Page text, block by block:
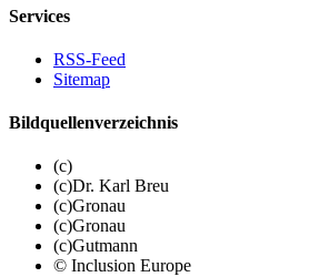
Services
RSS-Feed
Sitemap
Bildquellenverzeichnis
(c)
(c)Dr. Karl Breu
(c)Gronau
(c)Gronau
(c)Gutmann
© Inclusion Europe